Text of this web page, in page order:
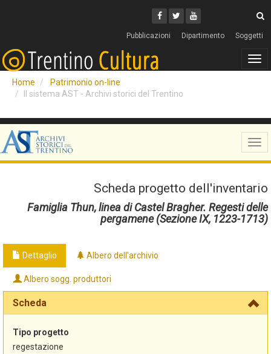
Facebook
Twitter
Youtube
Pubblicazioni Dipartimento Soggetti
Home
Patrimonio on-line
Il sistema AST - Archivi storici del Trentino
Scheda progetto dell'inventario
Famiglia Thun, linea di Castel Bragher. Regesti delle
pergamene (Sezione IX, 1223-1713)
Dettaglio Albero dell'archivio
Albero sogg. produttori
Scheda
Tipo progetto
regestazione